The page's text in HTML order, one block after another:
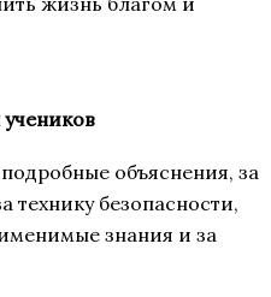
объяснения, за
технику безопасности,
знания и за